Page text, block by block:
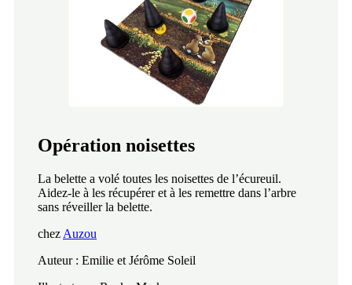
Opération noisettes
La belette a volé toutes les noisettes de l’écureuil.
Aidez-le à les récupérer et à les remettre dans l’arbre
sans réveiller la belette.
chez Auzou
Auteur : Emilie et Jérôme Soleil